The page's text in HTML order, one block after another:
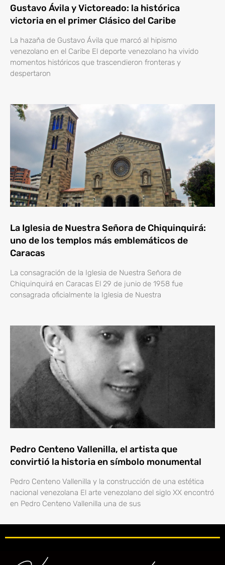
Gustavo Ávila y Victoreado: la histórica
victoria en el primer Clásico del Caribe
La hazaña de Gustavo Ávila que marcó al hipismo
venezolano en el Caribe El deporte venezolano ha vivido
momentos históricos que trascendieron fronteras y
despertaron
La Iglesia de Nuestra Señora de Chiquinquirá:
uno de los templos más emblemáticos de
Caracas
La consagración de la Iglesia de Nuestra Señora de
Chiquinquirá en Caracas El 29 de junio de 1958 fue
consagrada oficialmente la Iglesia de Nuestra
Pedro Centeno Vallenilla, el artista que
convirtió la historia en símbolo monumental
Pedro Centeno Vallenilla y la construcción de una estética
nacional venezolana El arte venezolano del siglo XX encontró
en Pedro Centeno Vallenilla una de sus